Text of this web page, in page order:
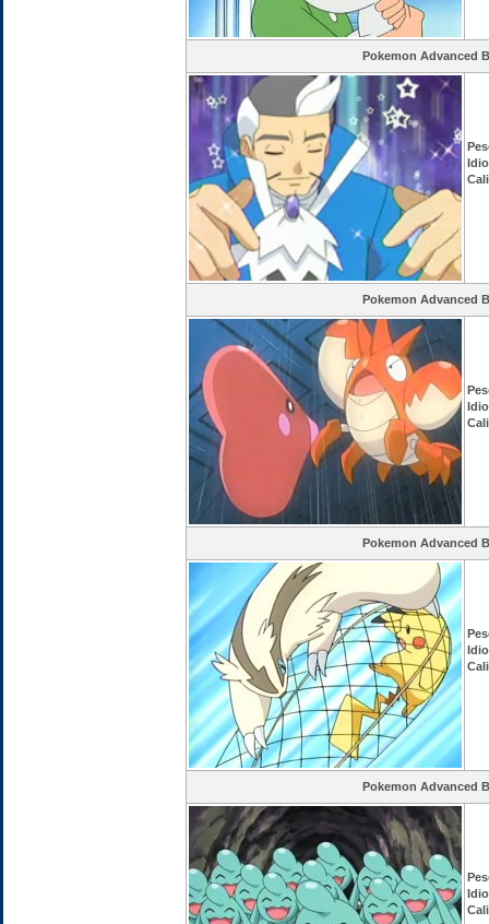
Pokemon Advanced
Pokemon Advanced
Pokemon Advanced
Pokemon Advanced